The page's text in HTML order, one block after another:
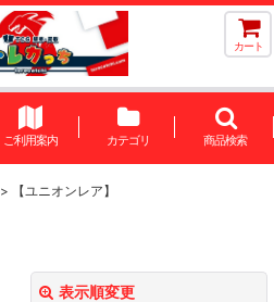
カート
ご利用案内 カテゴリ 商品検索
> 【ユニオンレア】
表示順変更